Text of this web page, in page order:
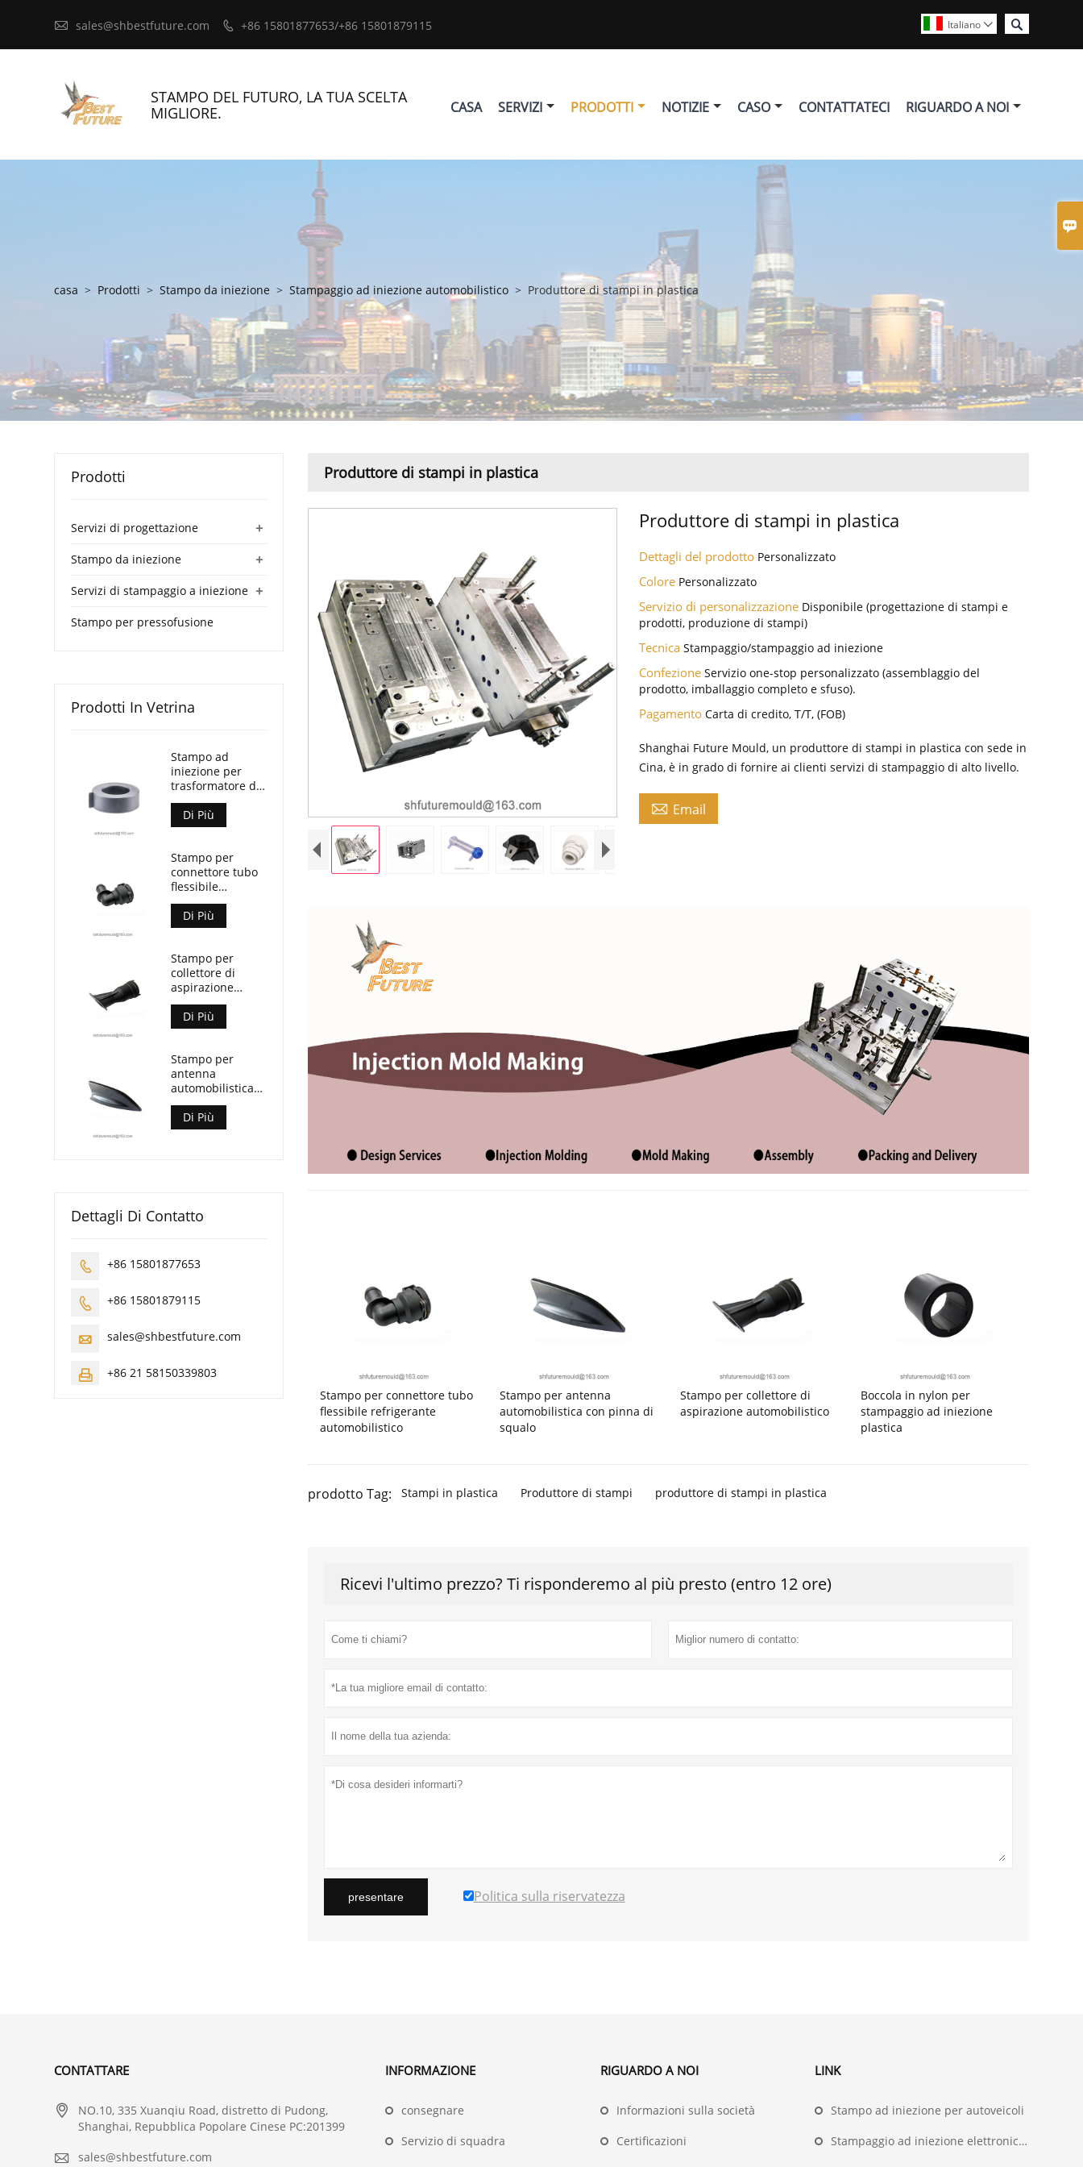

 sales@shbestfuture.com  +86 15801877653/+86 15801879115 
Italiano 
CASA SERVIZI PRODOTTI NOTIZIE CASO CONTATTATECI RIGUARDO A NOI
STAMPO DEL FUTURO, LA TUA SCELTA
MIGLIORE.
casa > Prodotti > Stampo da iniezione > Stampaggio ad iniezione automobilistico > Produttore di stampi in plastica
Produttore di stampi in plastica
Produttore di stampi in plastica
Dettagli del prodotto Personalizzato
Colore Personalizzato
Servizio di personalizzazione Disponibile (progettazione di stampi e
prodotti, produzione di stampi)
TecnicaStampaggio/stampaggio ad iniezione
ConfezioneServizio one-stop personalizzato (assemblaggio del
prodotto, imballaggio completo e sfuso).
PagamentoCarta di credito, T/T, (FOB)
Shanghai Future Mould, un produttore di stampi in plastica con sede in
Cina, è in grado di fornire ai clienti servizi di stampaggio di alto livello.
 Email
Stampo per connettore tubo
flessibile refrigerante
automobilistico
Stampo per antenna
automobilistica con pinna di
squalo
Stampo per collettore di
aspirazione automobilistico
Boccola in nylon per
stampaggio ad iniezione
plastica
prodotto Tag: Stampi in plastica Produttore di stampi produttore di stampi in plastica
Ricevi l'ultimo prezzo? Ti risponderemo al più presto (entro 12 ore)
presentare Politica sulla riservatezza
Prodotti
+
Servizi di progettazione
+
Stampo da iniezione
+
Servizi di stampaggio a iniezione
Stampo per pressofusione
Prodotti In Vetrina
Stampo ad
iniezione per
trasformatore di
corrente Split
Core
Di Più
Stampo per
connettore tubo
flessibile
refrigerante
automobilistico
Di Più
Stampo per
collettore di
aspirazione
automobilistico
Di Più
Stampo per
antenna
automobilistica
con pinna di
squalo
Di Più
Dettagli Di Contatto
 +86 15801877653
 +86 15801879115
 sales@shbestfuture.com
 +86 21 58150339803
CONTATTARE

NO.10, 335 Xuanqiu Road, distretto di Pudong,
Shanghai, Repubblica Popolare Cinese PC:201399
 sales@shbestfuture.com
INFORMAZIONE
consegnare
Servizio di squadra
RIGUARDO A NOI
Informazioni sulla società
Certificazioni
LINK
Stampo ad iniezione per autoveicoli
Stampaggio ad iniezione elettronica ed elettrico